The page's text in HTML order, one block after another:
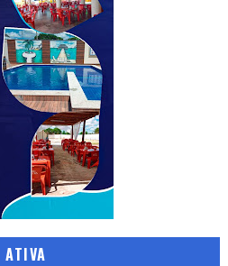
ATIVA